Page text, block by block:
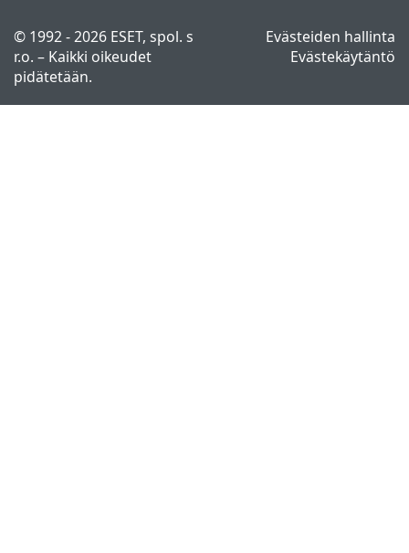
© 1992 - 2026 ESET, spol. s
r.o. – Kaikki oikeudet
pidätetään.
Evästeiden hallinta
Evästekäytäntö